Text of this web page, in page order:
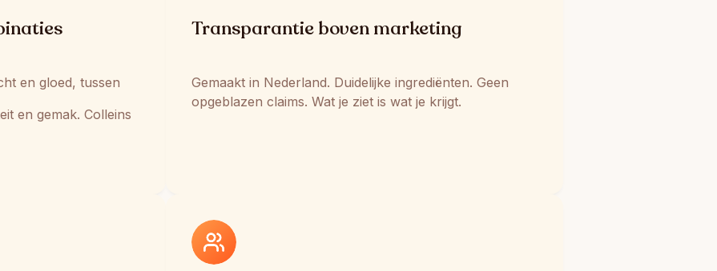
en gloed, tussen
en gemak. Colleins
Transparantie boven marketing
Gemaakt in Nederland. Duidelijke ingrediënten. Geen
opgeblazen claims. Wat je ziet is wat je krijgt.